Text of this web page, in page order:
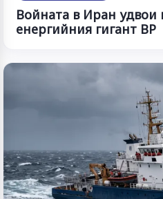
Войната в Иран удвои
енергийния гигант BP